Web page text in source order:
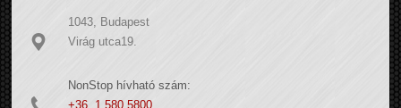
1043, Budapest
Virág utca19.
NonStop hívható szám:
+36 1 580 5800